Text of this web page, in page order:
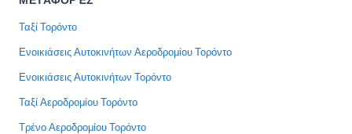
Ταξί Τορόντο
Ενοικιάσεις Αυτοκινήτων Αεροδρομίου Τορόντο
Ενοικιάσεις Αυτοκινήτων Τορόντο
Ταξί Αεροδρομίου Τορόντο
Τρένο Αεροδρομίου Τορόντο